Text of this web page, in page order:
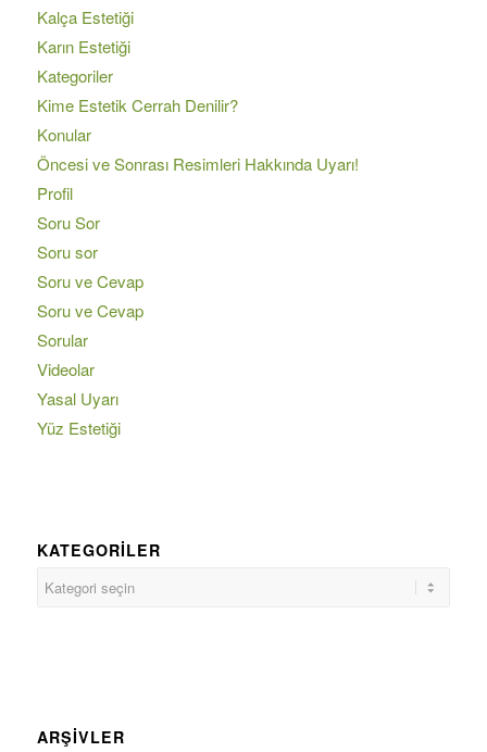
Kalça Estetiği
Karın Estetiği
Kategoriler
Kime Estetik Cerrah Denilir?
Konular
Öncesi ve Sonrası Resimleri Hakkında Uyarı!
Profil
Soru Sor
Soru sor
Soru ve Cevap
Soru ve Cevap
Sorular
Videolar
Yasal Uyarı
Yüz Estetiği
KATEGORILER
ARŞIVLER